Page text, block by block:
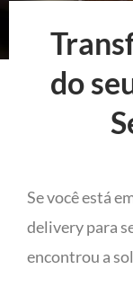
do
Se você está
delivery para
encontrou a